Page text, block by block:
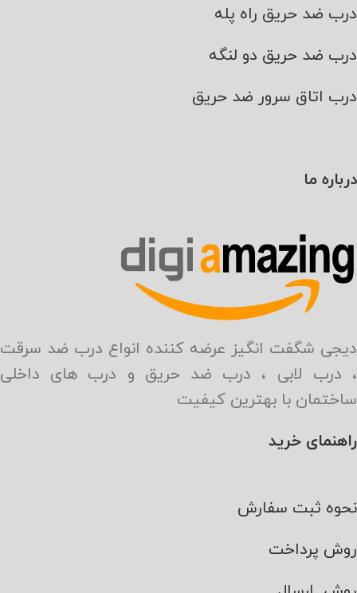
درب ضد حریق راه پله
درب ضد حریق دو لنگه
درب اتاق سرور ضد حریق
درباره ما
دیجی شگفت انگیز عرضه کننده انواع درب ضد سرقت
، درب لابی ، درب ضد حریق و درب های داخلی
ساختمان با بهترین کیفیت
راهنمای خرید
نحوه ثبت سفارش
روش پرداخت